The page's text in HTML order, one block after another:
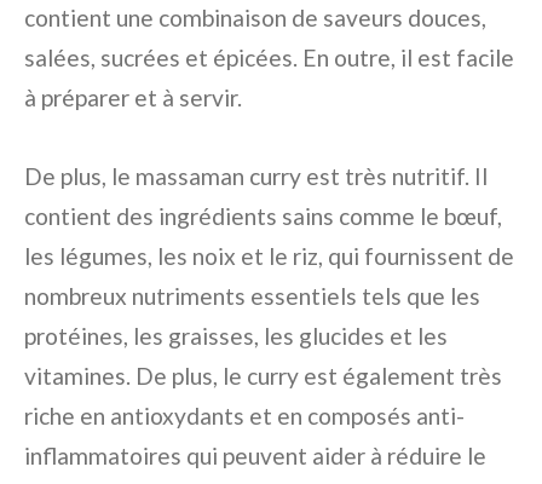
contient une combinaison de saveurs douces,
salées, sucrées et épicées. En outre, il est facile
à préparer et à servir.
De plus, le massaman curry est très nutritif. Il
contient des ingrédients sains comme le bœuf,
les légumes, les noix et le riz, qui fournissent de
nombreux nutriments essentiels tels que les
protéines, les graisses, les glucides et les
vitamines. De plus, le curry est également très
riche en antioxydants et en composés anti-
inflammatoires qui peuvent aider à réduire le